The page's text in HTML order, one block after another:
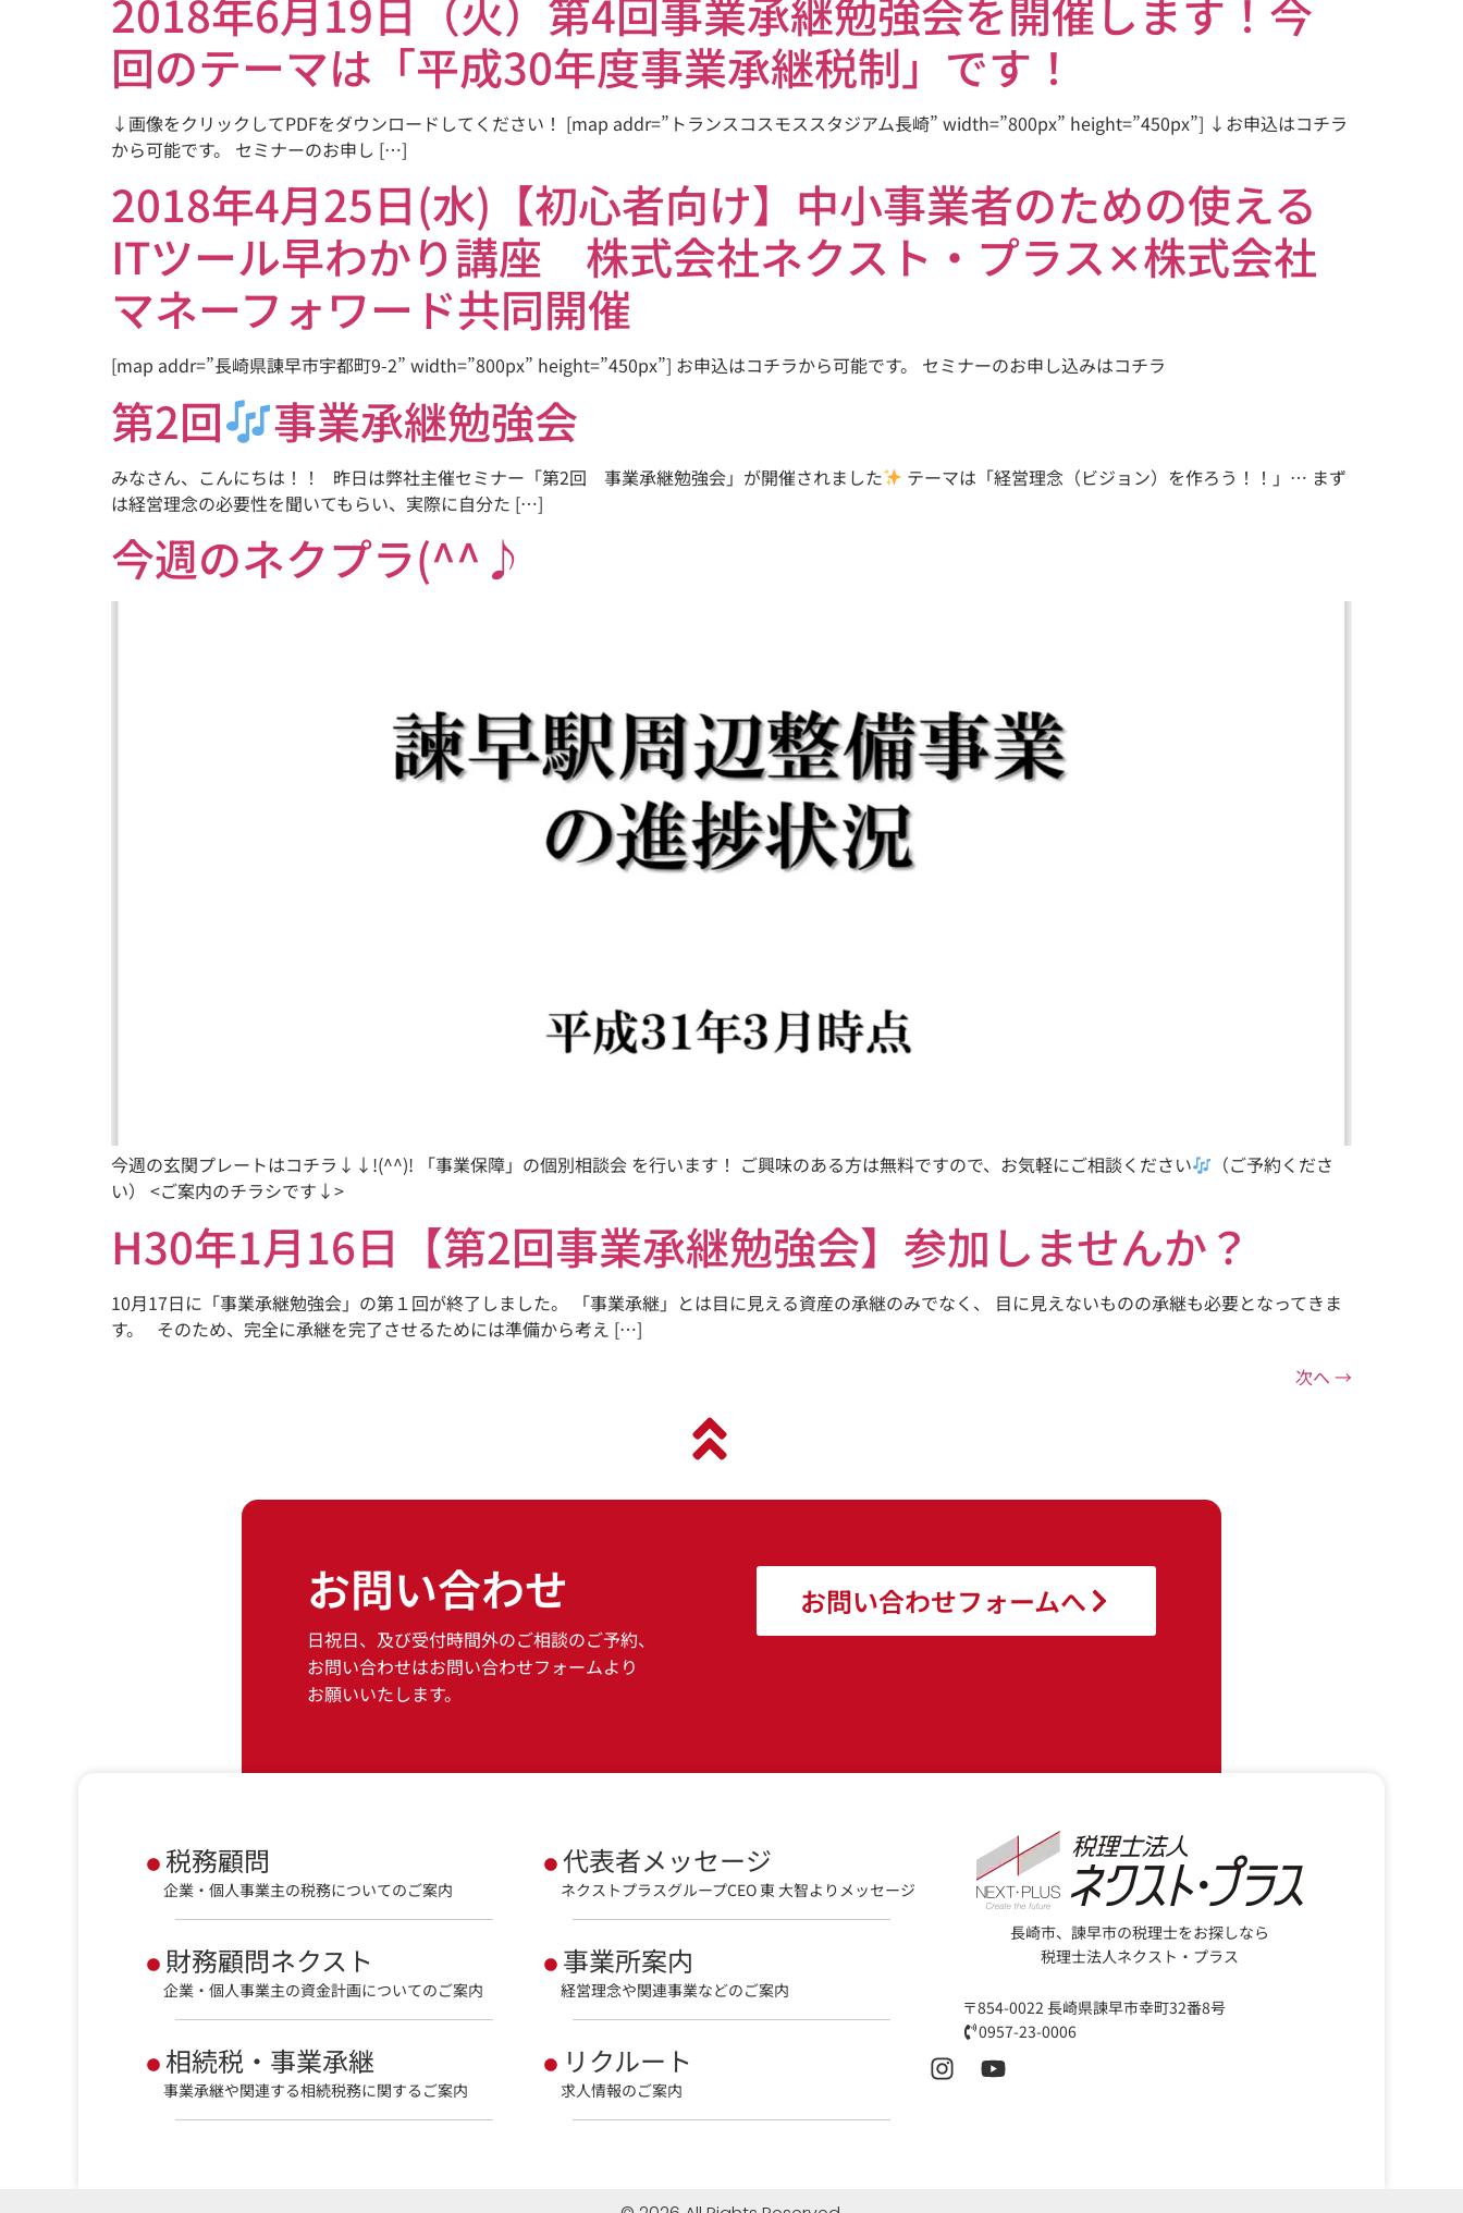
2018年6月19日（火）第4回事業承継勉強会を開催します！今
回のテーマは「平成30年度事業承継税制」です！
↓画像をクリックしてPDFをダウンロードしてください！ [map addr=”トランスコスモススタジアム長崎” width=”800px” height=”450px”] ↓お申込はコチラ
から可能です。 セミナーのお申し […]
2018年4月25日(水)【初心者向け】中小事業者のための使える
ITツール早わかり講座 株式会社ネクスト・プラス✕株式会社
マネーフォワード共同開催
[map addr=”長崎県諌早市宇都町9-2” width=”800px” height=”450px”] お申込はコチラから可能です。 セミナーのお申し込みはコチラ
第2回 事業承継勉強会
みなさん、こんにちは！！ 昨日は弊社主催セミナー「第2回 事業承継勉強会」が開催されました
テーマは「経営理念（ビジョン）を作ろう！！」… まず
は経営理念の必要性を聞いてもらい、実際に自分た […]
今週のネクプラ(^^♪
今週の玄関プレートはコチラ↓↓!(^^)! 「事業保障」の個別相談会 を行います！ ご興味のある方は無料ですので、お気軽にご相談ください
（ご予約くださ
い） <ご案内のチラシです↓>
H30年1月16日【第2回事業承継勉強会】参加しませんか？
10月17日に「事業承継勉強会」の第１回が終了しました。 「事業承継」とは目に見える資産の承継のみでなく、 目に見えないものの承継も必要となってきま
す。 そのため、完全に承継を完了させるためには準備から考え […]
次へ →
お問い合わせ
日祝日、及び受付時間外のご相談のご予約、
お問い合わせはお問い合わせフォームより
お願いいたします。
お問い合わせフォームへ
税務顧問
企業・個人事業主の税務についてのご案内
財務顧問ネクスト
企業・個人事業主の資金計画についてのご案内
相続税・事業承継
事業承継や関連する相続税務に関するご案内
代表者メッセージ
ネクストプラスグループCEO 東 大智よりメッセージ
事業所案内
経営理念や関連事業などのご案内
リクルート
求人情報のご案内
長崎市、諫早市の税理士をお探しなら
税理士法人ネクスト・プラス
〒854-0022 長崎県諫早市幸町32番8号
0957-23-0006